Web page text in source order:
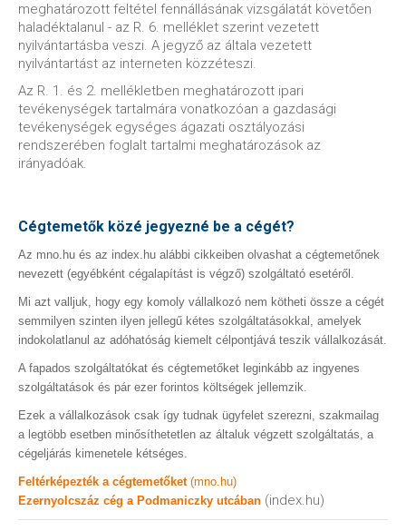
meghatározott feltétel fennállásának vizsgálatát követően
haladéktalanul - az R. 6. melléklet szerint vezetett
nyilvántartásba veszi. A jegyző az általa vezetett
nyilvántartást az interneten közzéteszi.
Az R. 1. és 2. mellékletben meghatározott ipari
tevékenységek tartalmára vonatkozóan a gazdasági
tevékenységek egységes ágazati osztályozási
rendszerében foglalt tartalmi meghatározások az
irányadóak.
Cégtemetők közé jegyezné be a cégét?
Az mno.hu és az index.hu alábbi cikkeiben olvashat a cégtemetőnek
nevezett (egyébként cégalapítást is végző) szolgáltató esetéről.
Mi azt valljuk, hogy egy komoly vállalkozó nem kötheti össze a cégét
semmilyen szinten ilyen jellegű kétes szolgáltatásokkal, amelyek
indokolatlanul az adóhatóság kiemelt célpontjává teszik vállalkozását.
A fapados szolgáltatókat és cégtemetőket leginkább az ingyenes
szolgáltatások és pár ezer forintos költségek jellemzik.
Ezek a vállalkozások csak így tudnak ügyfelet szerezni, szakmailag
a legtöbb esetben minősíthetetlen az általuk végzett szolgáltatás, a
cégeljárás kimenetele kétséges.
Feltérképezték a cégtemetőket (mno.hu)
Ezernyolcszáz cég a Podmaniczky utcában (index.hu)